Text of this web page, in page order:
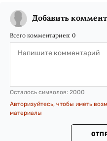
Добавить
Всего комментариев: 0
Осталось символов: 2000
Авторизуйтесь, чтобы иметь
материалы